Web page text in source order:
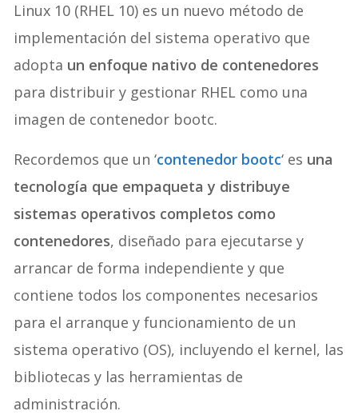
Linux 10 (RHEL 10) es un nuevo método de
implementación del sistema operativo que
adopta un enfoque nativo de contenedores
para distribuir y gestionar RHEL como una
imagen de contenedor bootc.
Recordemos que un ‘contenedor bootc‘ es una
tecnología que empaqueta y distribuye
sistemas operativos completos como
contenedores, diseñado para ejecutarse y
arrancar de forma independiente y que
contiene todos los componentes necesarios
para el arranque y funcionamiento de un
sistema operativo (OS), incluyendo el kernel, las
bibliotecas y las herramientas de
administración.